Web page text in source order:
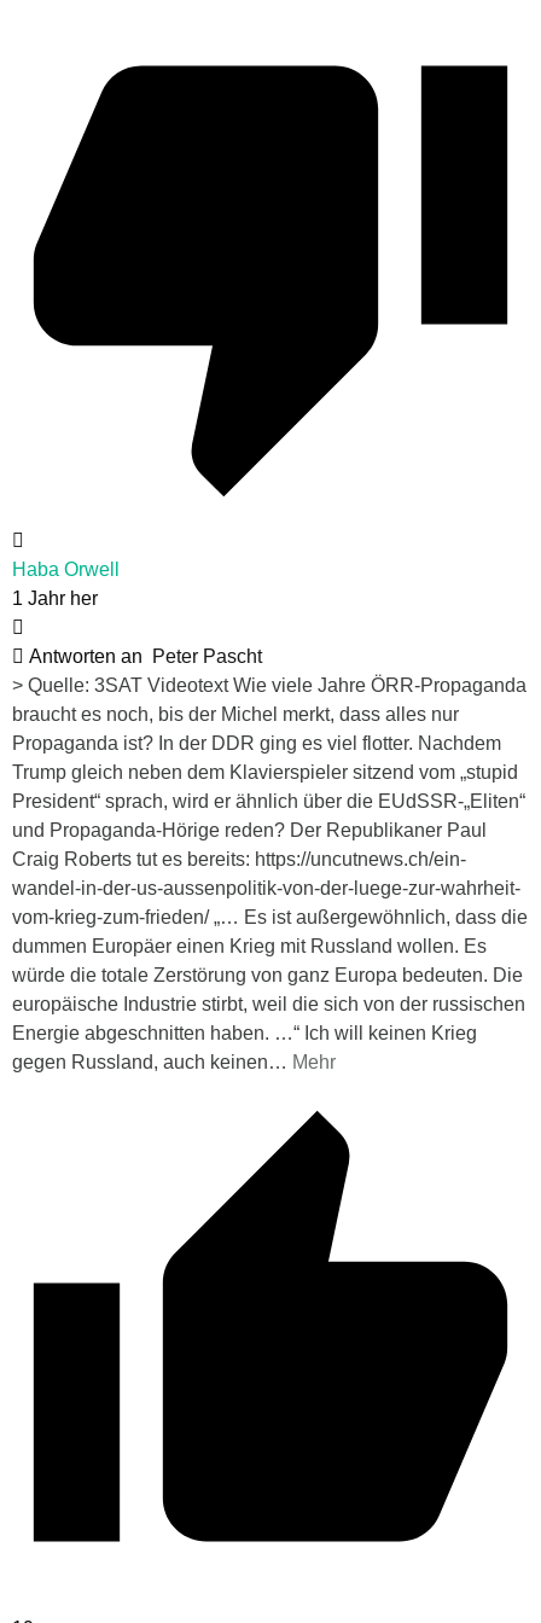
Haba Orwell
1 Jahr her
Antworten an
Peter Pascht
> Quelle: 3SAT Videotext Wie viele Jahre ÖRR-Propaganda
braucht es noch, bis der Michel merkt, dass alles nur
Propaganda ist? In der DDR ging es viel flotter. Nachdem
Trump gleich neben dem Klavierspieler sitzend vom „stupid
President“ sprach, wird er ähnlich über die EUdSSR-„Eliten“
und Propaganda-Hörige reden? Der Republikaner Paul
Craig Roberts tut es bereits: https://uncutnews.ch/ein-
wandel-in-der-us-aussenpolitik-von-der-luege-zur-wahrheit-
vom-krieg-zum-frieden/ „… Es ist außergewöhnlich, dass die
dummen Europäer einen Krieg mit Russland wollen. Es
würde die totale Zerstörung von ganz Europa bedeuten. Die
europäische Industrie stirbt, weil die sich von der russischen
Energie abgeschnitten haben. …“ Ich will keinen Krieg
gegen Russland, auch keinen… Mehr